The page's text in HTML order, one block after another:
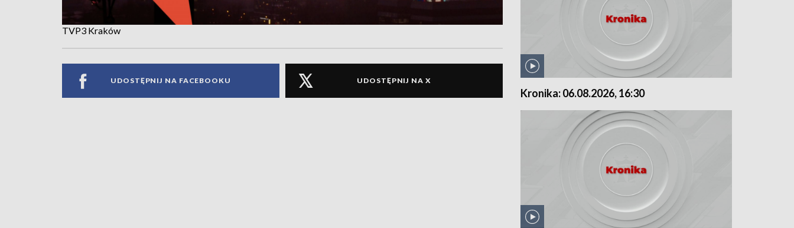
TVP3 Kraków
UDOSTĘPNIJ NA FACEBOOKU UDOSTĘPNIJ NA X
Kronika: 06.08.2026, 16:30